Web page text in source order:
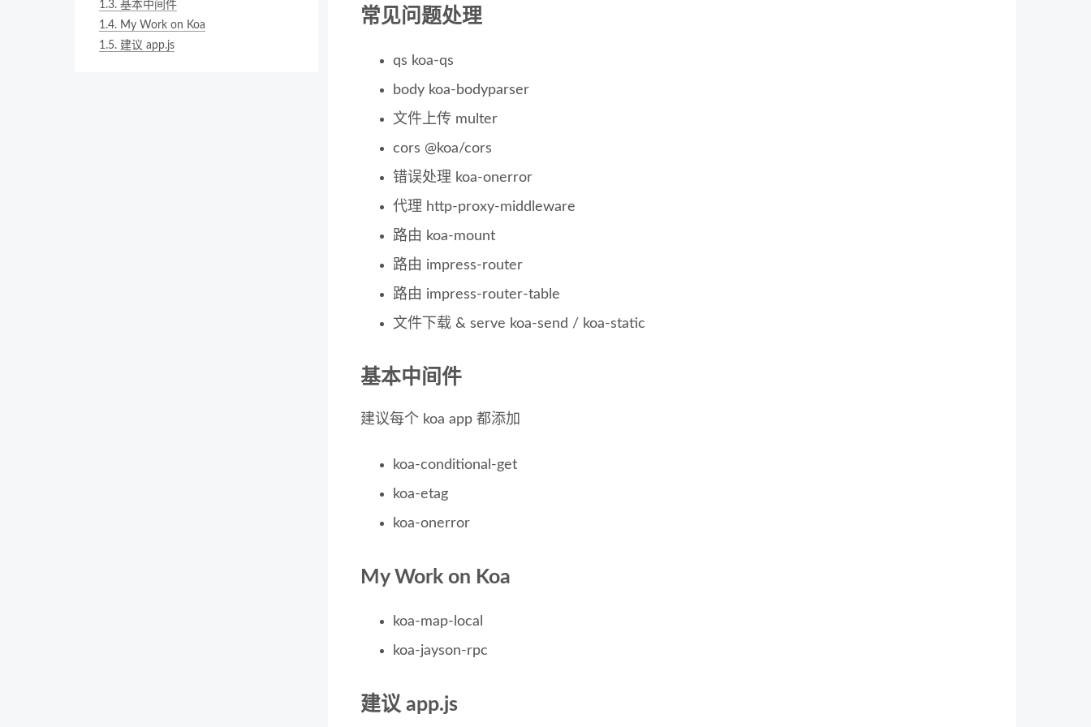
常见问题处理
qs koa-qs
body koa-bodyparser
文件上传 multer
cors @koa/cors
错误处理 koa-onerror
代理 http-proxy-middleware
路由 koa-mount
路由 impress-router
路由 impress-router-table
文件下载 & serve koa-send / koa-static
基本中间件
建议每个 koa app 都添加
koa-conditional-get
koa-etag
koa-onerror
My Work on Koa
koa-map-local
koa-jayson-rpc
建议 app.js
1.3. 基本中间件
1.4. My Work on Koa
1.5. 建议 app.js